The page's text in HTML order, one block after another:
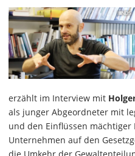
erzählt im Interview mit
als junger Abgeordneter mit
und den Einflüssen mächtiger
Unternehmen auf den